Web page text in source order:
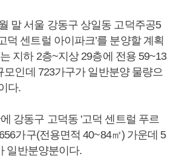
말 서울 강동구 상일동 고덕주공5
덕 센트럴 아이파크’를 분양할 계획
지하 2층~지상 29층에 전용 59~13
모인데 723가구가 일반분양 물량으
다.
강동구 고덕동 '고덕 센트럴 푸르
가구(전용면적 40~84㎡) 가운데 5
일반분양분이다.